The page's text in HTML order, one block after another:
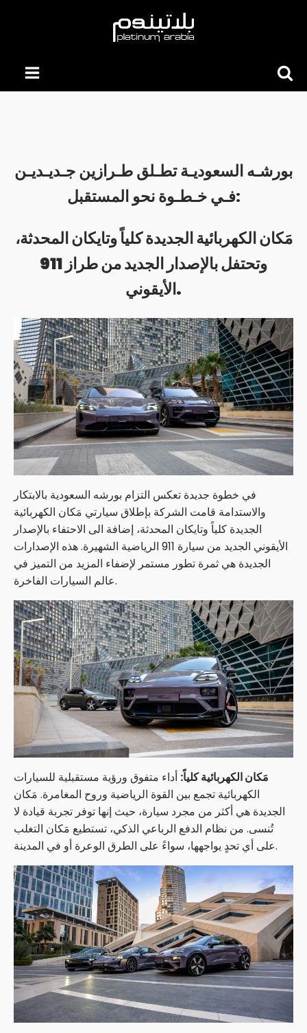
بورشـه السعوديـة تطـلق طـرازين جـديـديـن
فـي خـطـوة نحو المستقبل:
مَكان الكهربائية الجديدة كلياً وتايكان المحدثة،
وتحتفل بالإصدار الجديد من طراز 911
الأيقوني.
في خطوة جديدة تعكس التزام بورشه السعودية بالابتكار
والاستدامة قامت الشركة بإطلاق سيارتي مَكان الكهربائية
الجديدة كلياً وتايكان المحدثة، إضافة الى الاحتفاء بالإصدار
الأيقوني الجديد من سيارة 911 الرياضية الشهيرة. هذه الإصدارات
الجديدة هي ثمرة تطور مستمر لإضفاء المزيد من التميز في
عالم السيارات الفاخرة.
مَكان الكهربائية كلياً: أداء متفوق ورؤية مستقبلية للسيارات
الكهربائية تجمع بين القوة الرياضية وروح المغامرة. مَكان
الجديدة هي أكثر من مجرد سيارة، حيث إنها توفر تجربة قيادة لا
تُنسى. من نظام الدفع الرباعي الذكي، تستطيع مَكان التغلب
على أي تحدٍ يواجهها، سواءً على الطرق الوعرة أو في المدينة.